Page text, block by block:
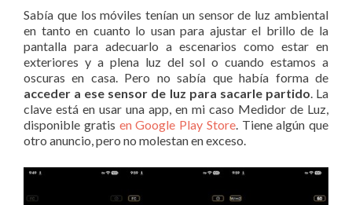
Sabía que los móviles tenían un sensor de luz ambiental
en tanto en cuanto lo usan para ajustar el brillo de la
pantalla para adecuarlo a escenarios como estar en
exteriores y a plena luz del sol o cuando estamos a
oscuras en casa. Pero no sabía que había forma de
acceder a ese sensor de luz para sacarle partido. La
clave está en usar una app, en mi caso Medidor de Luz,
disponible gratis en Google Play Store. Tiene algún que
otro anuncio, pero no molestan en exceso.